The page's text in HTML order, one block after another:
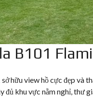
B101
hữu view hồ cực đẹp và
đủ khu vực nằm nghỉ, thư